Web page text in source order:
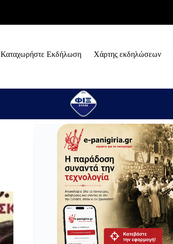
Καταχωρήστε Εκδήλωση Χάρτης εκδηλώσεων